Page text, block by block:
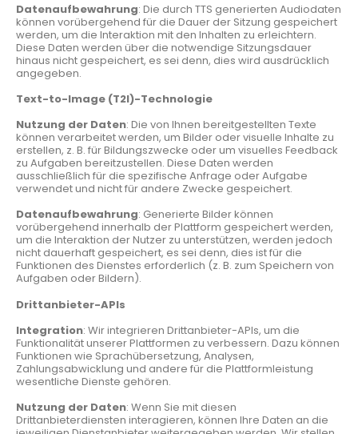
Datenaufbewahrung: Die durch TTS generierten Audiodaten
können vorübergehend für die Dauer der Sitzung gespeichert
werden, um die Interaktion mit den Inhalten zu erleichtern.
Diese Daten werden über die notwendige Sitzungsdauer
hinaus nicht gespeichert, es sei denn, dies wird ausdrücklich
angegeben.
Text-to-Image (T2I)-Technologie
Nutzung der Daten: Die von Ihnen bereitgestellten Texte
können verarbeitet werden, um Bilder oder visuelle Inhalte zu
erstellen, z. B. für Bildungszwecke oder um visuelles Feedback
zu Aufgaben bereitzustellen. Diese Daten werden
ausschließlich für die spezifische Anfrage oder Aufgabe
verwendet und nicht für andere Zwecke gespeichert.
Datenaufbewahrung: Generierte Bilder können
vorübergehend innerhalb der Plattform gespeichert werden,
um die Interaktion der Nutzer zu unterstützen, werden jedoch
nicht dauerhaft gespeichert, es sei denn, dies ist für die
Funktionen des Dienstes erforderlich (z. B. zum Speichern von
Aufgaben oder Bildern).
Drittanbieter-APIs
Integration: Wir integrieren Drittanbieter-APIs, um die
Funktionalität unserer Plattformen zu verbessern. Dazu können
Funktionen wie Sprachübersetzung, Analysen,
Zahlungsabwicklung und andere für die Plattformleistung
wesentliche Dienste gehören.
Nutzung der Daten: Wenn Sie mit diesen
Drittanbieterdiensten interagieren, können Ihre Daten an die